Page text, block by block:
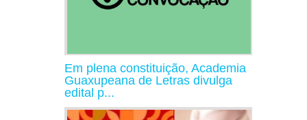
Em plena constituição, Academia
Guaxupeana de Letras divulga
edital p...